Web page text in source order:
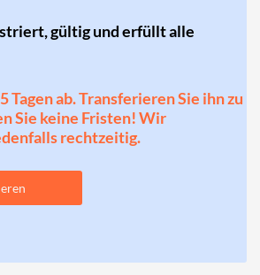
gültig und erfüllt alle
Tagen ab. Transferieren Sie ihn zu
Sie keine Fristen! Wir
rechtzeitig.